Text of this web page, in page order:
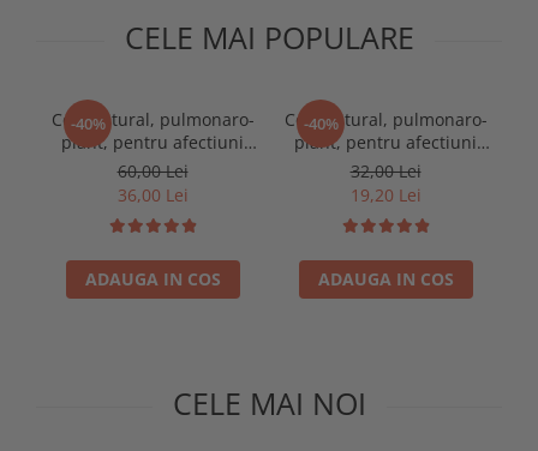
CELE MAI POPULARE
-40%
Ceai natural, pulmonaro-
plant, pentru afectiuni
pulmonar respiratorii,
250g
60,00 Lei
36,00 Lei
ADAUGA IN COS
-40%
Ceai natural, pulmonaro-
plant, pentru afectiuni
pulmonar respiratorii,
100g
32,00 Lei
19,20 Lei
ADAUGA IN COS
CELE MAI NOI